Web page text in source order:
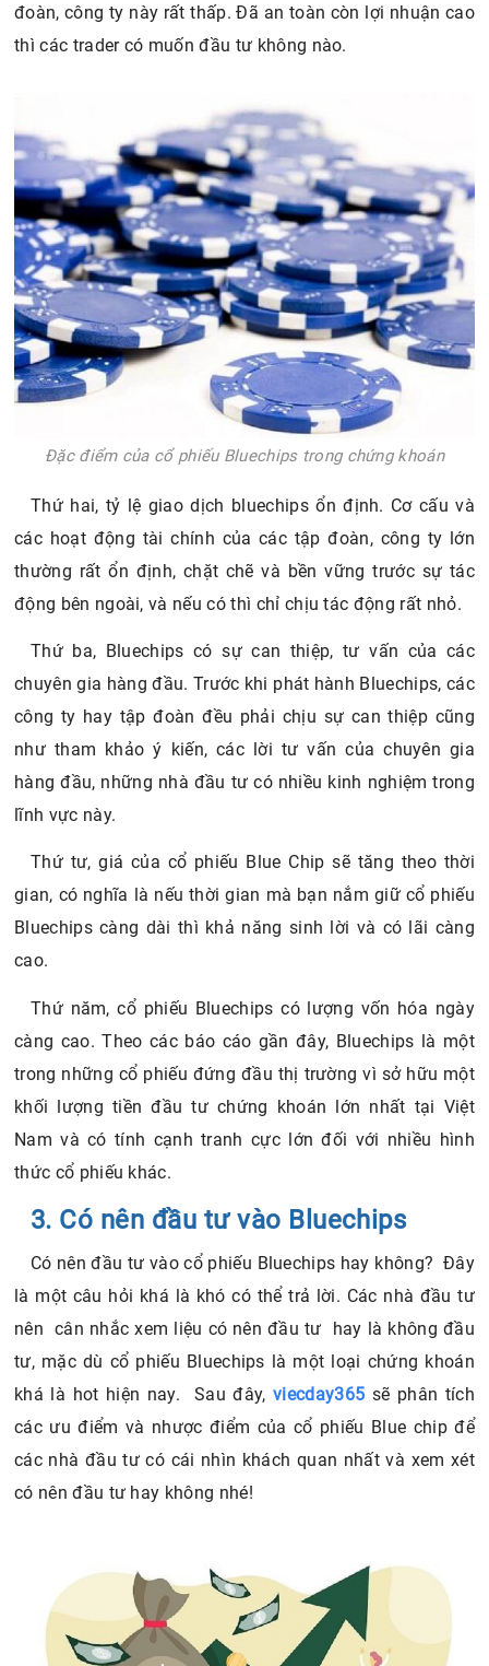
đoàn, công ty này rất thấp. Đã an toàn còn lợi nhuận cao
thì các trader có muốn đầu tư không nào.
Đặc điểm của cổ phiếu Bluechips trong chứng khoán
Thứ hai, tỷ lệ giao dịch bluechips ổn định. Cơ cấu và
các hoạt động tài chính của các tập đoàn, công ty lớn
thường rất ổn định, chặt chẽ và bền vững trước sự tác
động bên ngoài, và nếu có thì chỉ chịu tác động rất nhỏ.
Thứ ba, Bluechips có sự can thiệp, tư vấn của các
chuyên gia hàng đầu. Trước khi phát hành Bluechips, các
công ty hay tập đoàn đều phải chịu sự can thiệp cũng
như tham khảo ý kiến, các lời tư vấn của chuyên gia
hàng đầu, những nhà đầu tư có nhiều kinh nghiệm trong
lĩnh vực này.
Thứ tư, giá của cổ phiếu Blue Chip sẽ tăng theo thời
gian, có nghĩa là nếu thời gian mà bạn nắm giữ cổ phiếu
Bluechips càng dài thì khả năng sinh lời và có lãi càng
cao.
Thứ năm, cổ phiếu Bluechips có lượng vốn hóa ngày
càng cao. Theo các báo cáo gần đây, Bluechips là một
trong những cổ phiếu đứng đầu thị trường vì sở hữu một
khối lượng tiền đầu tư chứng khoán lớn nhất tại Việt
Nam và có tính cạnh tranh cực lớn đối với nhiều hình
thức cổ phiếu khác.
3. Có nên đầu tư vào Bluechips
Có nên đầu tư vào cổ phiếu Bluechips hay không? Đây
là một câu hỏi khá là khó có thể trả lời. Các nhà đầu tư
nên cân nhắc xem liệu có nên đầu tư hay là không đầu
tư, mặc dù cổ phiếu Bluechips là một loại chứng khoán
khá là hot hiện nay. Sau đây,viecday365 sẽ phân tích
các ưu điểm và nhược điểm của cổ phiếu Blue chip để
các nhà đầu tư có cái nhìn khách quan nhất và xem xét
có nên đầu tư hay không nhé!